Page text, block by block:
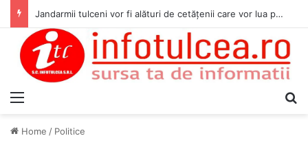
Jandarmii tulceni vor fi alături de cetățenii care vor lua parte la Festivalul Folk Țestos
Home / Politice